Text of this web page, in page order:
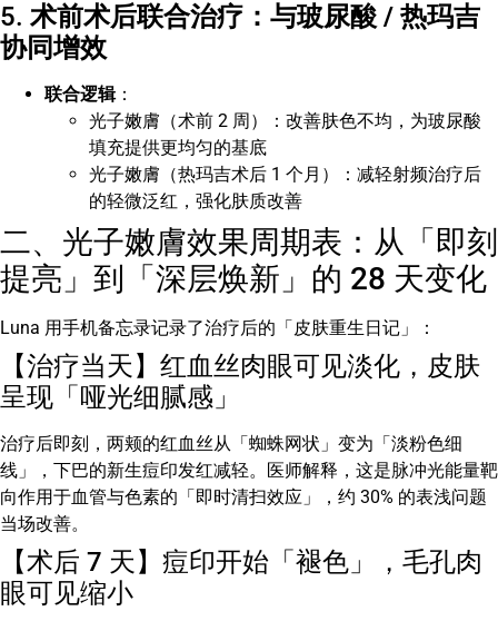
5. 术前术后联合治疗：与玻尿酸 / 热玛吉
协同增效
联合逻辑：
光子嫩膚（术前 2 周）：改善肤色不均，为玻尿酸
填充提供更均匀的基底
光子嫩膚（热玛吉术后 1 个月）：减轻射频治疗后
的轻微泛红，强化肤质改善
二、光子嫩膚效果周期表：从「即刻
提亮」到「深层焕新」的 28 天变化
Luna 用手机备忘录记录了治疗后的「皮肤重生日记」：
【治疗当天】红血丝肉眼可见淡化，皮肤
呈现「哑光细腻感」
治疗后即刻，两颊的红血丝从「蜘蛛网状」变为「淡粉色细
线」，下巴的新生痘印发红减轻。医师解释，这是脉冲光能量靶
向作用于血管与色素的「即时清扫效应」，约 30% 的表浅问题
当场改善。
【术后 7 天】痘印开始「褪色」，毛孔肉
眼可见缩小